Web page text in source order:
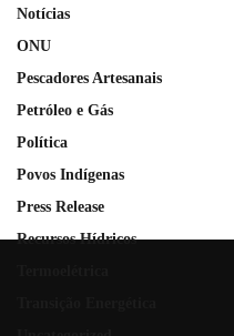
Notícias
ONU
Pescadores Artesanais
Petróleo e Gás
Política
Povos Indígenas
Press Release
Recursos Hídricos